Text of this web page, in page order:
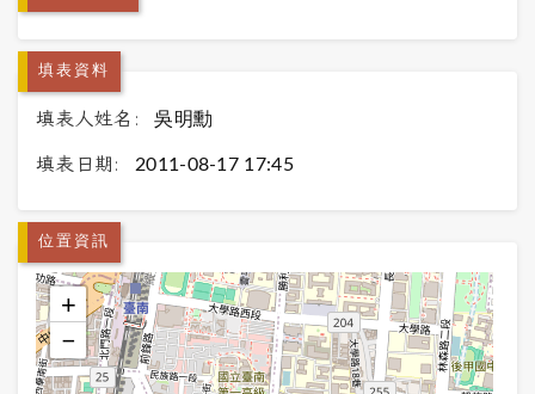
填表資料
填表人姓名: 吳明勳
填表日期: 2011-08-17 17:45
位置資訊
+
−